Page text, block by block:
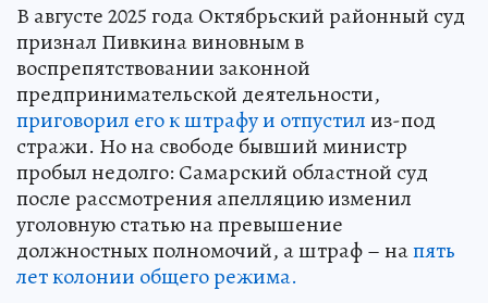
В августе 2025 года Октябрьский районный суд
признал Пивкина виновным в
воспрепятствовании законной
предпринимательской деятельности,
приговорил его к штрафу и отпустилиз-под
стражи. Но на свободе бывший министр
пробыл недолго: Самарский областной суд
после рассмотрения апелляцию изменил
уголовную статью на превышение
должностных полномочий, а штраф – напять
лет колонии общего режима.